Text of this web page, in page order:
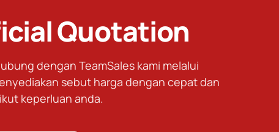
Quotation
dengan TeamSales kami melalui
sebut harga dengan cepat dan
keperluan anda.